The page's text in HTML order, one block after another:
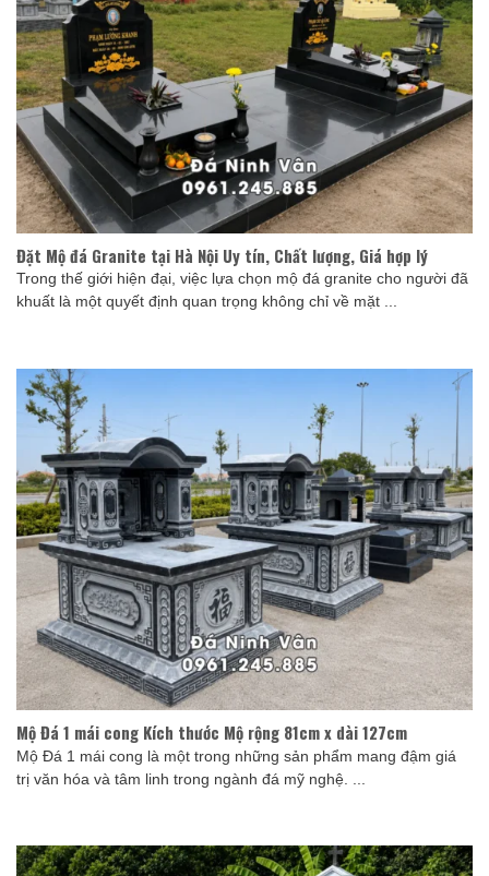
Đặt Mộ đá Granite tại Hà Nội Uy tín, Chất lượng, Giá hợp lý
Trong thế giới hiện đại, việc lựa chọn mộ đá granite cho người đã
khuất là một quyết định quan trọng không chỉ về mặt ...
Mộ Đá 1 mái cong Kích thước Mộ rộng 81cm x dài 127cm
Mộ Đá 1 mái cong là một trong những sản phẩm mang đậm giá
trị văn hóa và tâm linh trong ngành đá mỹ nghệ. ...